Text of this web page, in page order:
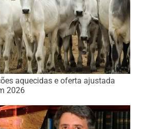
aquecidas e oferta ajustada
2026